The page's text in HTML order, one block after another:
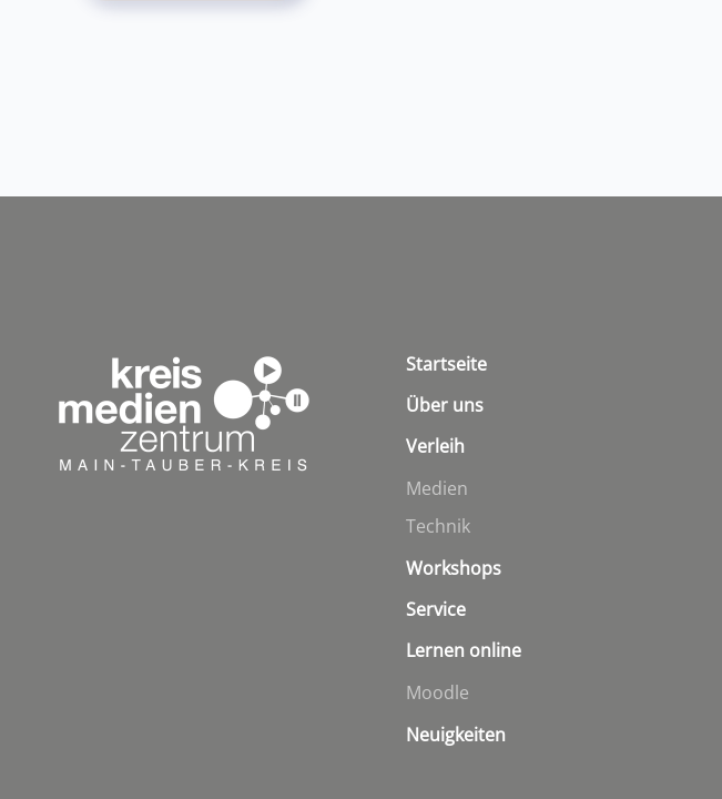
Startseite
Über uns
Verleih
Medien
Technik
Workshops
Service
Lernen online
Moodle
Neuigkeiten